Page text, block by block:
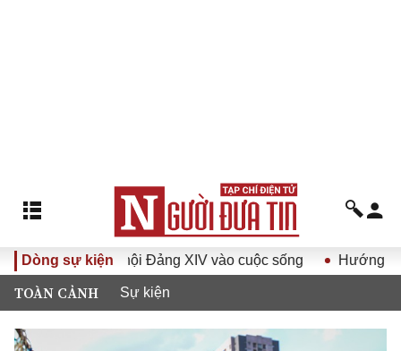
Dòng sự kiện
hội Đảng XIV vào cuộc sống Hướng tới Đại hội đại biểu
TOÀN CẢNH Sự kiện